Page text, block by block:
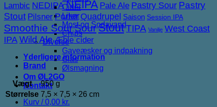
Cider
Likør
Most og Sodavand
Chips
Diverse
Gaveæsker og indpakning
Glas
Ølsmagning
Om ØL2GO
Kontakt
Kurv /0,00 kr.
Lambic NEDIPANEIPA Pale Ale Pastry Sour Pastry
Stout Pilsner Porter Quadrupel Saison Session IPA
Smoothie SourSourStoutTIPA Vanilje West Coast
IPAWild Ale Æble cider
Yderligere information
Brand
Vægt
950 g
Størrelse 7,5 × 7,5 × 26 cm